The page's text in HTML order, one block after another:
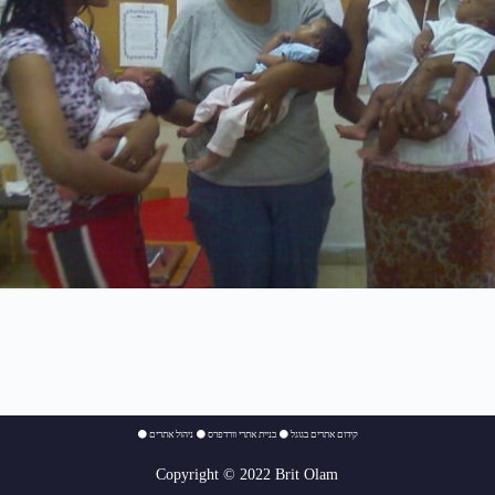
⚫ קידום אתרים בגוגל ⚫בניית אתרי וורדפרס ⚫ניהול אתרים
Copyright © 2022 Brit Olam